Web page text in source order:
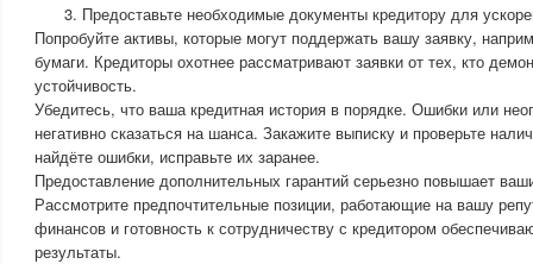
Предоставьте необходимые документы кредитору для
Попробуйте активы, которые могут поддержать вашу заявку,
бумаги. Кредиторы охотнее рассматривают заявки от тех, кто
устойчивость.
Убедитесь, что ваша кредитная история в порядке. Ошибки или
негативно сказаться на шанса. Закажите выписку и проверьте
найдёте ошибки, исправьте их заранее.
Предоставление дополнительных гарантий серьезно повышает
Рассмотрите предпочтительные позиции, работающие на вашу
финансов и готовность к сотрудничеству с кредитором
результаты.